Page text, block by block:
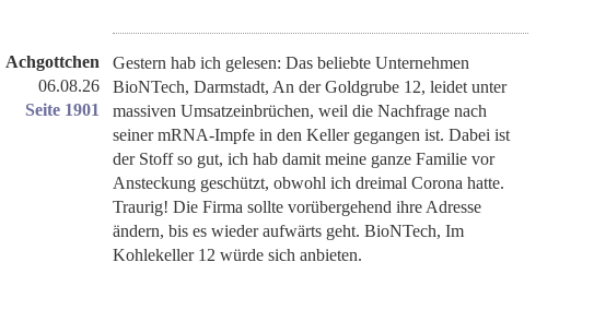
Achgottchen
06.08.26
Seite 1901
Gestern hab ich gelesen: Das beliebte Unternehmen
BioNTech, Darmstadt, An der Goldgrube 12, leidet unter
massiven Umsatzeinbrüchen, weil die Nachfrage nach
seiner mRNA-Impfe in den Keller gegangen ist. Dabei ist
der Stoff so gut, ich hab damit meine ganze Familie vor
Ansteckung geschützt, obwohl ich dreimal Corona hatte.
Traurig! Die Firma sollte vorübergehend ihre Adresse
ändern, bis es wieder aufwärts geht. BioNTech, Im
Kohlekeller 12 würde sich anbieten.